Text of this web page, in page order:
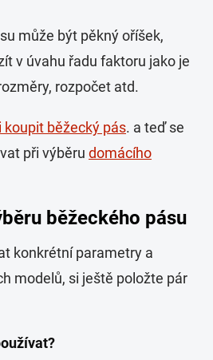
může být pěkný oříšek,
v úvahu řadu faktoru jako je
rozpočet atd.
koupit běžecký pás. a teď se
při výběru domácího
běžeckého pásu
konkrétní parametry a
modelů, si ještě položte pár